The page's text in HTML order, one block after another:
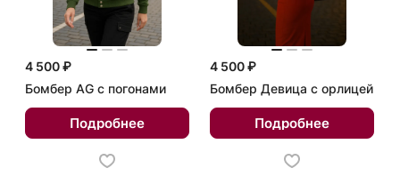
4 500 ₽
Бомбер AG с погонами
Подробнее
4 500 ₽
Бомбер Девица с орлицей
Подробнее